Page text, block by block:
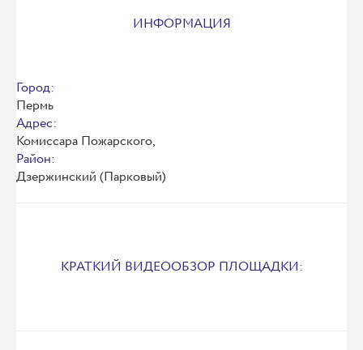
ИНФОРМАЦИЯ
Город:
Пермь
Адрес:
Комиссара Пожарского,
Район:
Дзержинский (Парковый)
КРАТКИЙ ВИДЕООБЗОР ПЛОЩАДКИ: